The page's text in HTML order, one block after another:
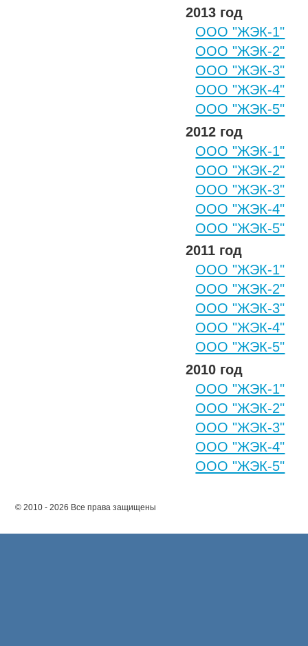
2013 год
ООО "ЖЭК-1"
ООО "ЖЭК-2"
ООО "ЖЭК-3"
ООО "ЖЭК-4"
ООО "ЖЭК-5"
2012 год
ООО "ЖЭК-1"
ООО "ЖЭК-2"
ООО "ЖЭК-3"
ООО "ЖЭК-4"
ООО "ЖЭК-5"
2011 год
ООО "ЖЭК-1"
ООО "ЖЭК-2"
ООО "ЖЭК-3"
ООО "ЖЭК-4"
ООО "ЖЭК-5"
2010 год
ООО "ЖЭК-1"
ООО "ЖЭК-2"
ООО "ЖЭК-3"
ООО "ЖЭК-4"
ООО "ЖЭК-5"
© 2010 - 2026 Все права защищены